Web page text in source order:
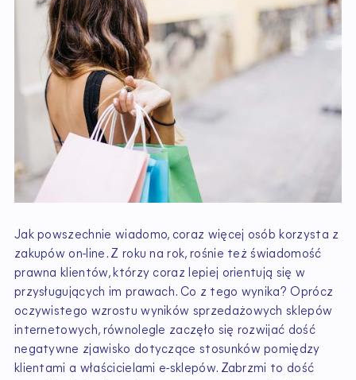
Jak powszechnie wiadomo, coraz więcej osób korzysta z
zakupów on-line. Z roku na rok, rośnie też świadomość
prawna klientów, którzy coraz lepiej orientują się w
przysługujących im prawach. Co z tego wynika? Oprócz
oczywistego wzrostu wyników sprzedażowych sklepów
internetowych, równolegle zaczęło się rozwijać dość
negatywne zjawisko dotyczące stosunków pomiędzy
klientami a właścicielami e-sklepów. Zabrzmi to dość